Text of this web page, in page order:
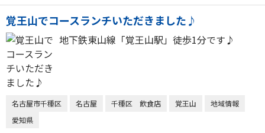
覚王山でコースランチいただきました♪
地下鉄東山線「覚王山駅」徒歩1分です♪
名古屋市千種区 名古屋 千種区 飲食店 覚王山
地域情報
愛知県